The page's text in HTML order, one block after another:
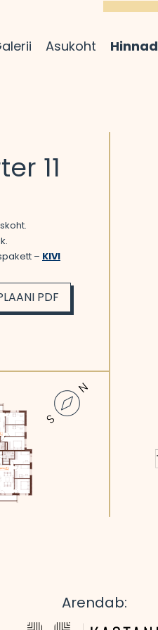
Asukoht Hinnad
11
– KIVI
PDF
Arendab: